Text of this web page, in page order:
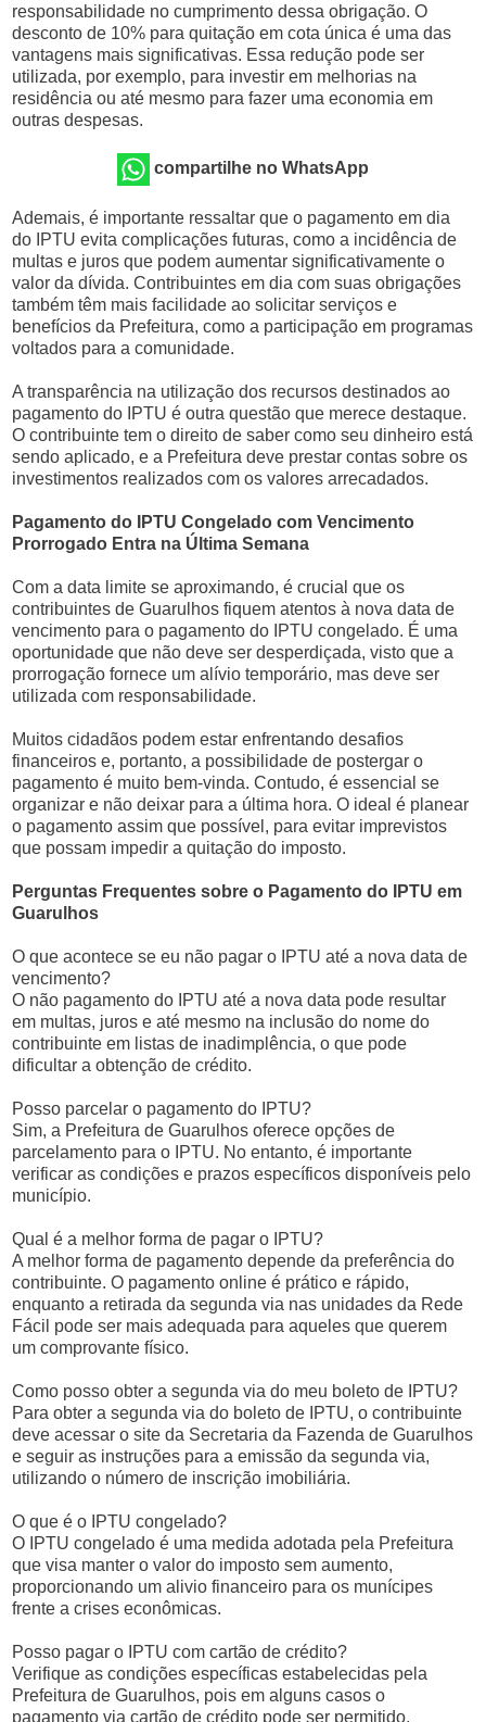
responsabilidade no cumprimento dessa obrigação. O
desconto de 10% para quitação em cota única é uma das
vantagens mais significativas. Essa redução pode ser
utilizada, por exemplo, para investir em melhorias na
residência ou até mesmo para fazer uma economia em
outras despesas.
compartilhe no WhatsApp
Ademais, é importante ressaltar que o pagamento em dia
do IPTU evita complicações futuras, como a incidência de
multas e juros que podem aumentar significativamente o
valor da dívida. Contribuintes em dia com suas obrigações
também têm mais facilidade ao solicitar serviços e
benefícios da Prefeitura, como a participação em programas
voltados para a comunidade.
A transparência na utilização dos recursos destinados ao
pagamento do IPTU é outra questão que merece destaque.
O contribuinte tem o direito de saber como seu dinheiro está
sendo aplicado, e a Prefeitura deve prestar contas sobre os
investimentos realizados com os valores arrecadados.
Pagamento do IPTU Congelado com Vencimento
Prorrogado Entra na Última Semana
Com a data limite se aproximando, é crucial que os
contribuintes de Guarulhos fiquem atentos à nova data de
vencimento para o pagamento do IPTU congelado. É uma
oportunidade que não deve ser desperdiçada, visto que a
prorrogação fornece um alívio temporário, mas deve ser
utilizada com responsabilidade.
Muitos cidadãos podem estar enfrentando desafios
financeiros e, portanto, a possibilidade de postergar o
pagamento é muito bem-vinda. Contudo, é essencial se
organizar e não deixar para a última hora. O ideal é planear
o pagamento assim que possível, para evitar imprevistos
que possam impedir a quitação do imposto.
Perguntas Frequentes sobre o Pagamento do IPTU em
Guarulhos
O que acontece se eu não pagar o IPTU até a nova data de
vencimento?
O não pagamento do IPTU até a nova data pode resultar
em multas, juros e até mesmo na inclusão do nome do
contribuinte em listas de inadimplência, o que pode
dificultar a obtenção de crédito.
Posso parcelar o pagamento do IPTU?
Sim, a Prefeitura de Guarulhos oferece opções de
parcelamento para o IPTU. No entanto, é importante
verificar as condições e prazos específicos disponíveis pelo
município.
Qual é a melhor forma de pagar o IPTU?
A melhor forma de pagamento depende da preferência do
contribuinte. O pagamento online é prático e rápido,
enquanto a retirada da segunda via nas unidades da Rede
Fácil pode ser mais adequada para aqueles que querem
um comprovante físico.
Como posso obter a segunda via do meu boleto de IPTU?
Para obter a segunda via do boleto de IPTU, o contribuinte
deve acessar o site da Secretaria da Fazenda de Guarulhos
e seguir as instruções para a emissão da segunda via,
utilizando o número de inscrição imobiliária.
O que é o IPTU congelado?
O IPTU congelado é uma medida adotada pela Prefeitura
que visa manter o valor do imposto sem aumento,
proporcionando um alivio financeiro para os munícipes
frente a crises econômicas.
Posso pagar o IPTU com cartão de crédito?
Verifique as condições específicas estabelecidas pela
Prefeitura de Guarulhos, pois em alguns casos o
pagamento via cartão de crédito pode ser permitido,